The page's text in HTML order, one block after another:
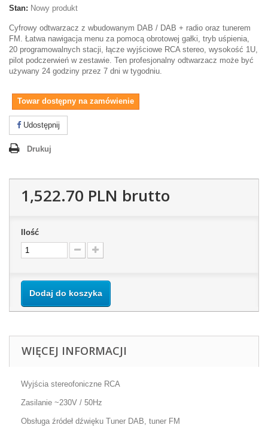
Stan: Nowy produkt
Cyfrowy odtwarzacz z wbudowanym DAB / DAB + radio oraz tunerem
FM. Łatwa nawigacja menu za pomocą obrotowej gałki, tryb uśpienia,
20 programowalnych stacji, łącze wyjściowe RCA stereo, wysokość 1U,
pilot podczerwień w zestawie. Ten profesjonalny odtwarzacz może być
używany 24 godziny przez 7 dni w tygodniu.
Towar dostępny na zamówienie
Udostępnij
Drukuj
1,522.70 PLN brutto
Ilość
Dodaj do koszyka
WIĘCEJ INFORMACJI
Wyjścia stereofoniczne RCA
Zasilanie ~230V / 50Hz
Obsługa źródeł dźwięku Tuner DAB, tuner FM